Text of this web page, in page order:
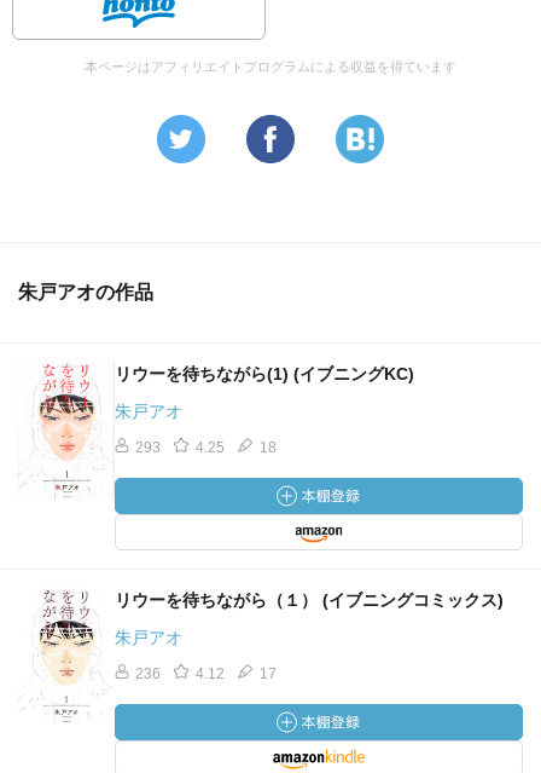
本ページはアフィリエイトプログラムによる収益を得ています
朱戸アオの作品
リウーを待ちながら(1) (イブニングKC)
朱戸アオ
293 4.25 18
リウーを待ちながら（１） (イブニングコミックス)
朱戸アオ
236 4.12 17